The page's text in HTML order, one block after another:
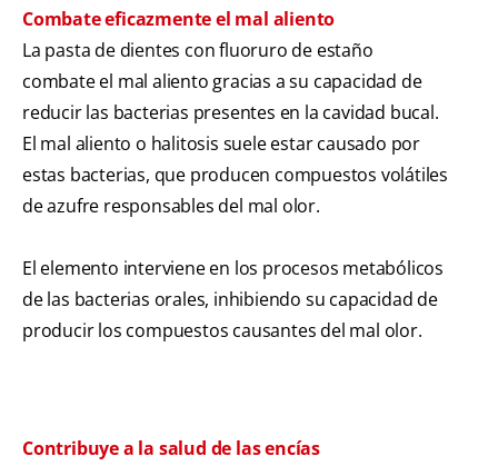
Combate eficazmente el mal aliento
La pasta de dientes con fluoruro de estaño
combate el mal aliento gracias a su capacidad de
reducir las bacterias presentes en la cavidad bucal.
El mal aliento o halitosis suele estar causado por
estas bacterias, que producen compuestos volátiles
de azufre responsables del mal olor.
El elemento interviene en los procesos metabólicos
de las bacterias orales, inhibiendo su capacidad de
producir los compuestos causantes del mal olor.
Contribuye a la salud de las encías